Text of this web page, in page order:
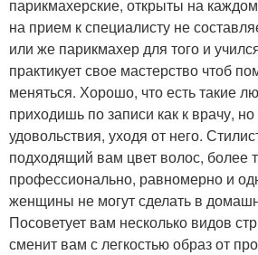
парикмахерские, открыты на
на прием к специалисту не
или же парикмахер для того и
практикует свое мастерство чтоб
меняться. Хорошо, что есть такие
приходишь по записи как к врачу,
удовольствия, уходя от него.
подходящий вам цвет волос, более
профессионально, равномерно и
женщины не могут сделать в
Посоветует вам несколько видов
сменит вам с легкостью образ от